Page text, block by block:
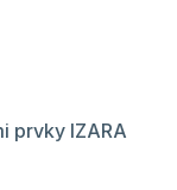
prvky IZARA